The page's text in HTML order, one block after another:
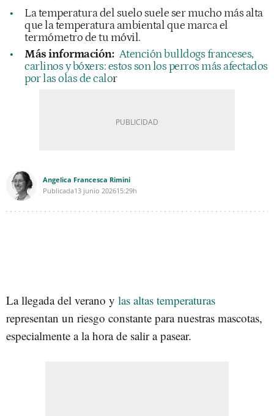
La temperatura del suelo suele ser mucho más alta
que la temperatura ambiental que marca el
termómetro de tu móvil.
Más información: Atención bulldogs franceses,
carlinos y bóxers: estos son los perros más afectados
por las olas de calor
Angelica Francesca Rimini
Publicada13 junio 202615:29h
La llegada del verano y las altas temperaturas
representan un riesgo constante para nuestras mascotas,
especialmente a la hora de salir a pasear.